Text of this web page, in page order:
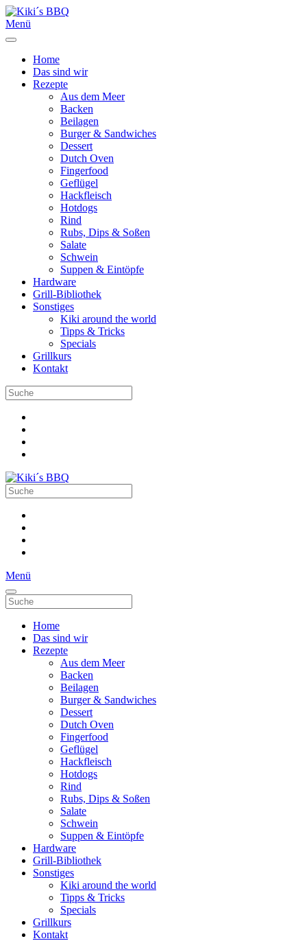
Menü
Home
Das sind wir
Rezepte
Aus dem Meer
Backen
Beilagen
Burger & Sandwiches
Dessert
Dutch Oven
Fingerfood
Geflügel
Hackfleisch
Hotdogs
Rind
Rubs, Dips & Soßen
Salate
Schwein
Suppen & Eintöpfe
Hardware
Grill-Bibliothek
Sonstiges
Kiki around the world
Tipps & Tricks
Specials
Grillkurs
Kontakt
Menü
Home
Das sind wir
Rezepte
Aus dem Meer
Backen
Beilagen
Burger & Sandwiches
Dessert
Dutch Oven
Fingerfood
Geflügel
Hackfleisch
Hotdogs
Rind
Rubs, Dips & Soßen
Salate
Schwein
Suppen & Eintöpfe
Hardware
Grill-Bibliothek
Sonstiges
Kiki around the world
Tipps & Tricks
Specials
Grillkurs
Kontakt